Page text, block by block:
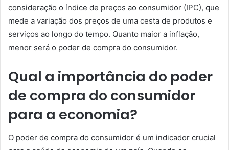
consideração o índice de preços ao consumidor (IPC), que
mede a variação dos preços de uma cesta de produtos e
serviços ao longo do tempo. Quanto maior a inflação,
menor será o poder de compra do consumidor.
Qual a importância do poder
de compra do consumidor
para a economia?
O poder de compra do consumidor é um indicador crucial